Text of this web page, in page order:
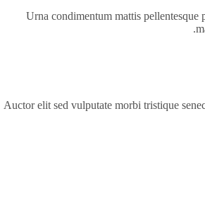
Urna condimentum mattis pellentesque
Auctor elit sed vulputate morbi tristique